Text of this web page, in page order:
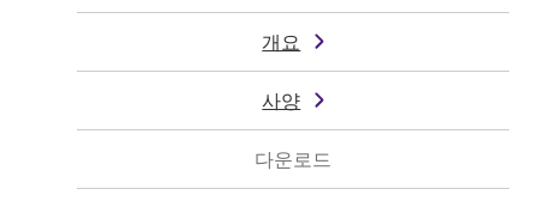
개요
사양
다운로드